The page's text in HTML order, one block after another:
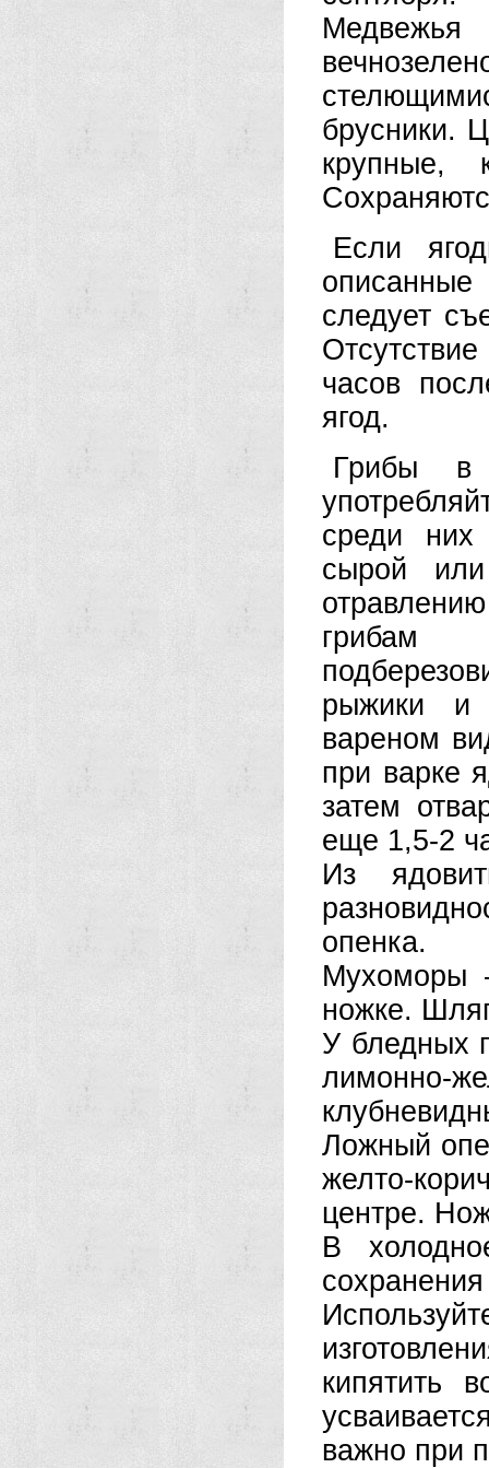
Медвежья
брусники.
крупные,
Если
следует
часов
ягод.
Грибы в
среди них
сырой
грибам
рыжики и
вареном
при варке
затем
еще 1,5-2
Из
опенка.
Мухоморы
ножке.
У бледных
лимонно-
Ложный
желто-
центре.
В
кипятить
важно при